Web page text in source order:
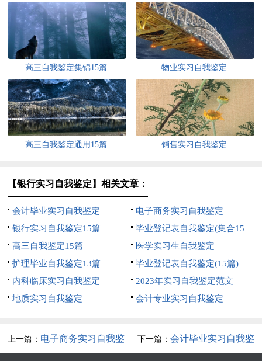
高三自我鉴定集锦15篇 物业实习自我鉴定
高三自我鉴定通用15篇 销售实习自我鉴定
【银行实习自我鉴定】相关文章：
会计毕业实习自我鉴定
电子商务实习自我鉴定
银行实习自我鉴定15篇
毕业登记表自我鉴定(集合15
篇)
高三自我鉴定15篇
医学实习生自我鉴定
护理毕业自我鉴定13篇
毕业登记表自我鉴定(15篇)
内科临床实习自我鉴定
2023年实习自我鉴定范文
地质实习自我鉴定
会计专业实习自我鉴定
上一篇： 电子商务实习自我鉴
下一篇： 会计毕业实习自我鉴